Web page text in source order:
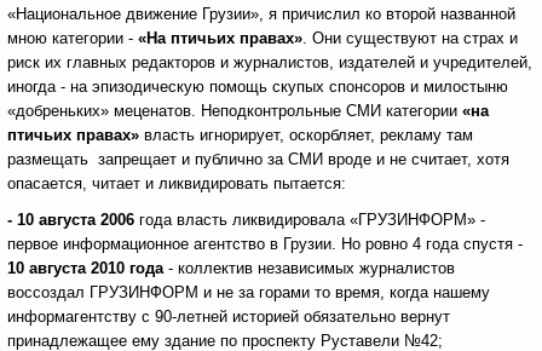
«Национальное движение Грузии», я причислил ко второй названной
мною категории - «На птичьих правах». Они существуют на страх и
риск их главных редакторов и журналистов, издателей и учредителей,
иногда - на эпизодическую помощь скупых спонсоров и милостыню
«добреньких» меценатов. Неподконтрольные СМИ категории «на
птичьих правах» власть игнорирует, оскорбляет, рекламу там
размещать запрещает и публично за СМИ вроде и не считает, хотя
опасается, читает и ликвидировать пытается:
- 10 августа 2006 года власть ликвидировала «ГРУЗИНФОРМ» -
первое информационное агентство в Грузии. Но ровно 4 года спустя -
10 августа 2010 года- коллектив независимых журналистов
воссоздал ГРУЗИНФОРМ и не за горами то время, когда нашему
информагентству с 90-летней историей обязательно вернут
принадлежащее ему здание по проспекту Руставели №42;